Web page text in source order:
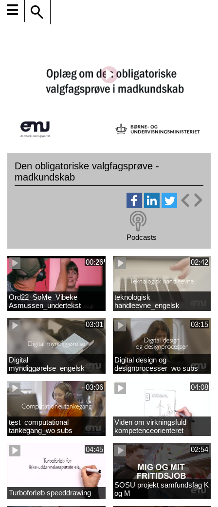
☰
Den obligatoriske valgfagsprøve -
madkundskab
Podcasts
00:26
Ord22_SoMe_Vibeke
Asmussen_undertekst
02:42
teknologisk
handleevne_engelsk
03:01
Digital
myndiggørelse_engelsk
03:15
Digital design og
designprocesser_wo subs
03:06
test_computational
tankegang_wo subs
04:08
Viden om virkningsfuld
kompetenceorienteret
naturfagsundervisning
04:45
Turboforløb speeddrawing
02:54
SOSU projekt samfundsfag K
og M